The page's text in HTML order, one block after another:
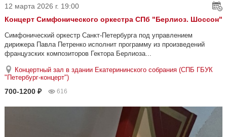
12 марта 2026 г. 19:00
Концерт Симфонического оркестра СПб "Берлиоз. Шоссон"
Симфонический оркестр Санкт-Петербурга под управлением
дирижера Павла Петренко исполнит программу из произведений
французских композиторов Гектора Берлиоза...
Концертный зал в здании Екатерининского собрания (СПБ ГБУК
"Петербург-концерт")
700-1200 ₽ 616